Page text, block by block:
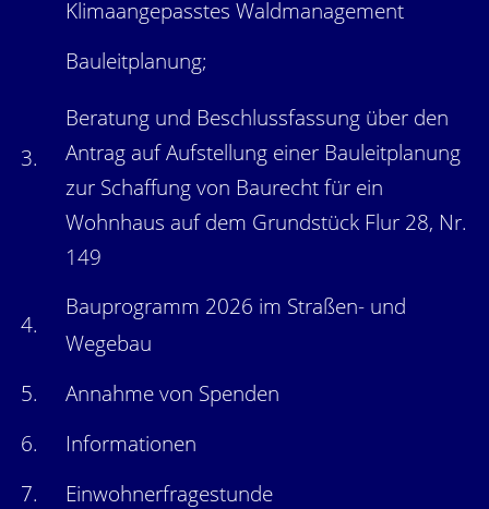
Klimaangepasstes Waldmanagement
3.
Bauleitplanung;
Beratung und Beschlussfassung über den
Antrag auf Aufstellung einer Bauleitplanung
zur Schaffung von Baurecht für ein
Wohnhaus auf dem Grundstück Flur 28, Nr.
149
4.
Bauprogramm 2026 im Straßen- und
Wegebau
5.
Annahme von Spenden
6.
Informationen
7.
Einwohnerfragestunde